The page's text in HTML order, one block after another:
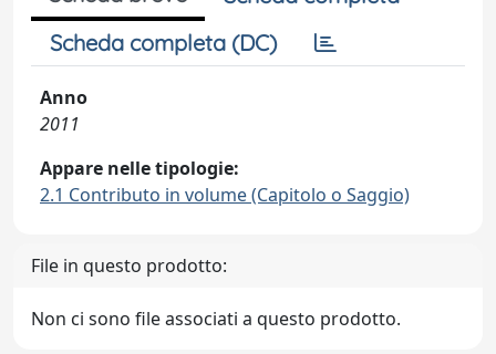
Scheda completa (DC)
Anno
2011
Appare nelle tipologie:
2.1 Contributo in volume (Capitolo o Saggio)
File in questo prodotto:
Non ci sono file associati a questo prodotto.